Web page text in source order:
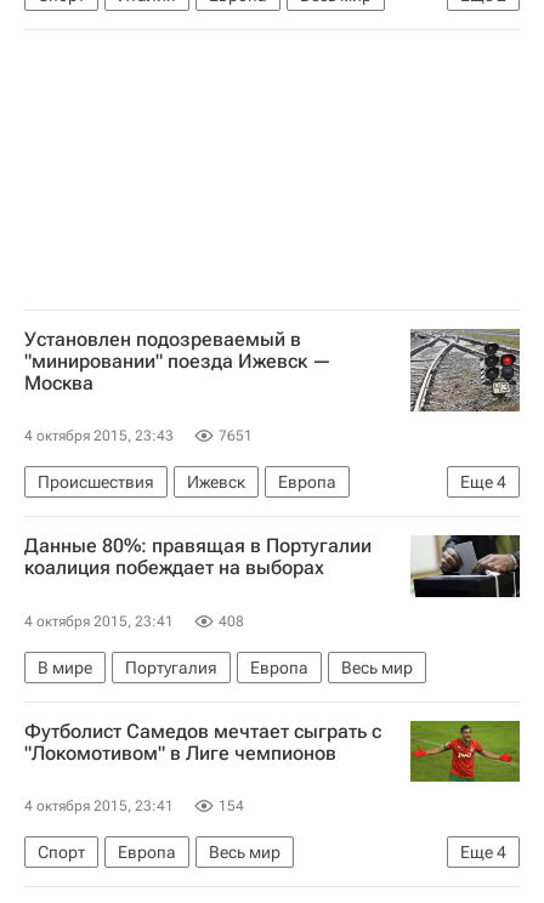
Наполи
Милан
Установлен подозреваемый в
"минировании" поезда Ижевск —
Москва
4 октября 2015, 23:43 7651
Еще4
Происшествия Ижевск
Европа
Удмуртская Республика (Удмуртия)
Весь мир
Приволжский ФО
Россия
Данные 80%: правящая в Португалии
коалиция побеждает на выборах
4 октября 2015, 23:41 408
В мире Португалия Европа Весь мир
Футболист Самедов мечтает сыграть с
"Локомотивом" в Лиге чемпионов
4 октября 2015, 23:41 154
Еще4
Спорт Европа
Весь мир
Александр Самедов
ФК Амкар